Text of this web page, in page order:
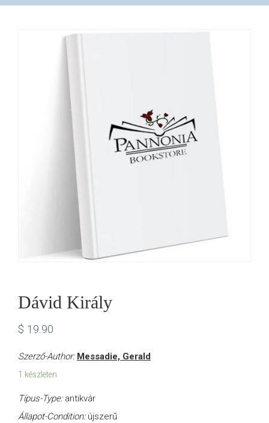
Dávid Király
$ 19.90
Szerző-Author: Messadie, Gerald
1 készleten
Típus-Type: antikvár
Állapot-Condition: újszerű